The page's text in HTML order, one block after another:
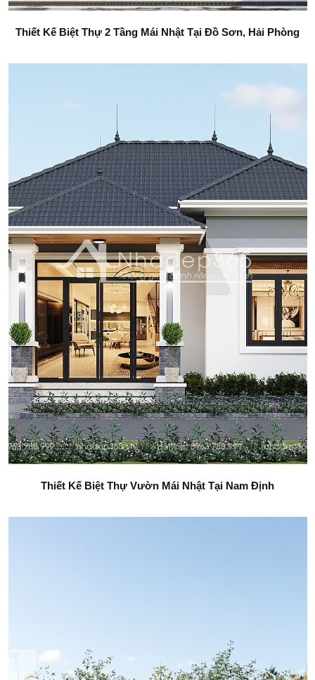
Thiết Kế Biệt Thự 2 Tầng Mái Nhật Tại Đồ Sơn, Hải Phòng
Thiết Kế Biệt Thự Vườn Mái Nhật Tại Nam Định